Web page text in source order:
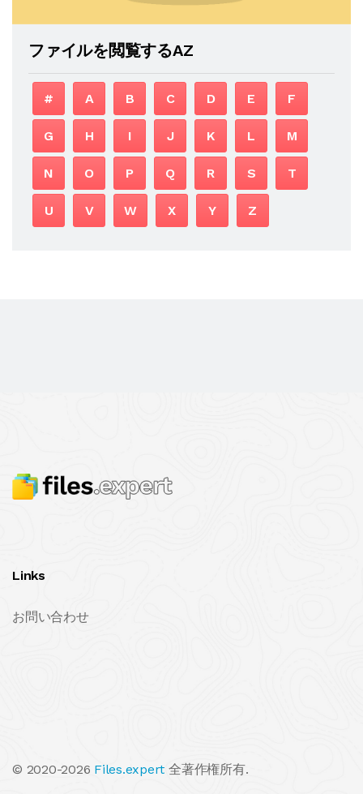
ファイルを閲覧するAZ
# A B C D E F
G H I J K L M
N O P Q R S T
U V W X Y Z
Links
お問い合わせ
© 2020-2026 Files.expert 全著作権所有.